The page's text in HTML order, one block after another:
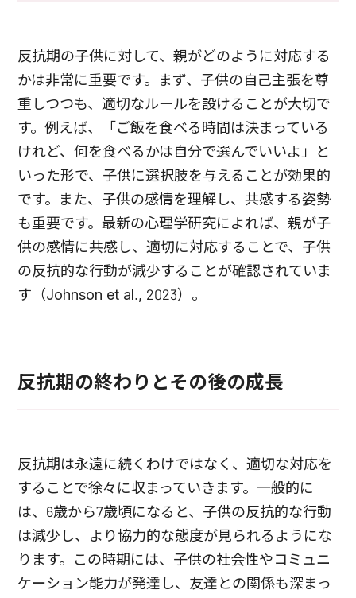
反抗期の子供に対して、親がどのように対応する
かは非常に重要です。まず、子供の自己主張を尊
重しつつも、適切なルールを設けることが大切で
す。例えば、「ご飯を食べる時間は決まっている
けれど、何を食べるかは自分で選んでいいよ」と
いった形で、子供に選択肢を与えることが効果的
です。また、子供の感情を理解し、共感する姿勢
も重要です。最新の心理学研究によれば、親が子
供の感情に共感し、適切に対応することで、子供
の反抗的な行動が減少することが確認されていま
す（Johnson et al., 2023）。
反抗期の終わりとその後の成長
反抗期は永遠に続くわけではなく、適切な対応を
することで徐々に収まっていきます。一般的に
は、6歳から7歳頃になると、子供の反抗的な行動
は減少し、より協力的な態度が見られるようにな
ります。この時期には、子供の社会性やコミュニ
ケーション能力が発達し、友達との関係も深まっ